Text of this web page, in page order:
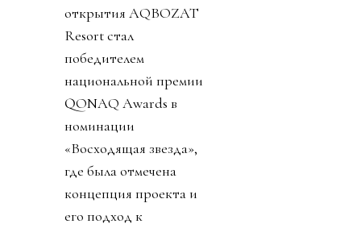
открытия AQBOZAT
Resort стал
победителем
национальной премии
QONAQ Awards в
номинации
«Восходящая звезда»,
где была отмечена
концепция проекта и
его подход к